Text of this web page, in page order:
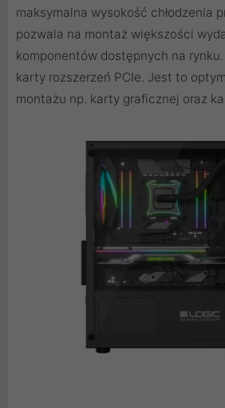
maksymalna wysokość chłodzenia
pozwala na montaż większości
komponentów dostępnych na
karty rozszerzeń PCIe. Jest to
montażu np. karty graficznej oraz